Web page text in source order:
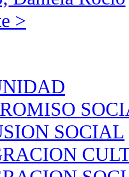
>
SOCIAL